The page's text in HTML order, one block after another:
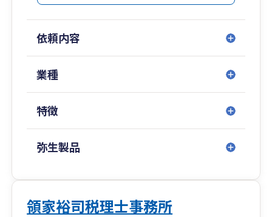
依頼内容
業種
特徴
弥生製品
領家裕司税理士事務所